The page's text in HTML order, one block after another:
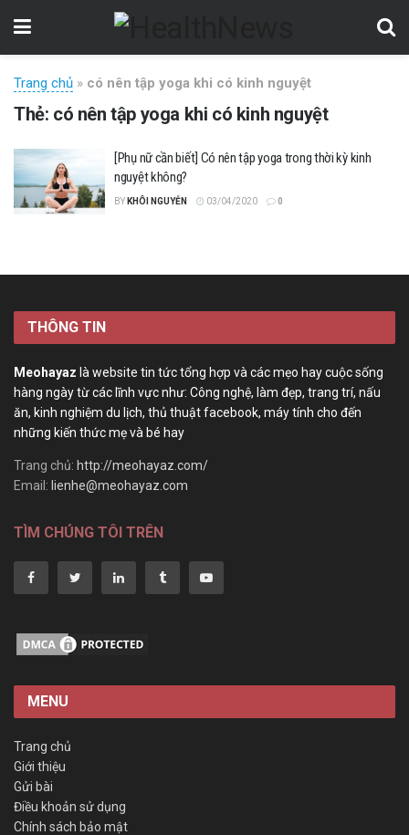
Trang chủ » có nên tập yoga khi có kinh nguyệt
Thẻ: có nên tập yoga khi có kinh nguyệt
[Phụ nữ cần biết] Có nên tập yoga trong thời kỳ kinh
nguyệt không?
BY KHÔI NGUYỄN 03/04/2020 0
THÔNG TIN
Meohayaz là website tin tức tổng hợp và các mẹo hay cuộc sống
hàng ngày từ các lĩnh vực như: Công nghệ, làm đẹp, trang trí, nấu
ăn, kinh nghiệm du lịch, thủ thuật facebook, máy tính cho đến
những kiến thức mẹ và bé hay
Trang chủ: http://meohayaz.com/
Email: lienhe@meohayaz.com
TÌM CHÚNG TÔI TRÊN
MENU
Trang chủ
Giới thiệu
Gửi bài
Điều khoản sử dụng
Chính sách bảo mật